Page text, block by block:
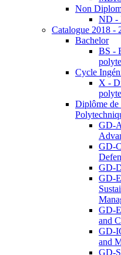
Non
ND -
Catalogue 2018 -
Bachelor
BS -
Cycle
X -
Diplôme de
GD-
GD-
GD-
GD-
GD-
and
GD-
and
GD-